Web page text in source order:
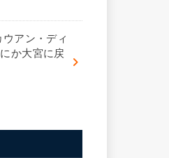
ウアン・ディ
か大宮に戻